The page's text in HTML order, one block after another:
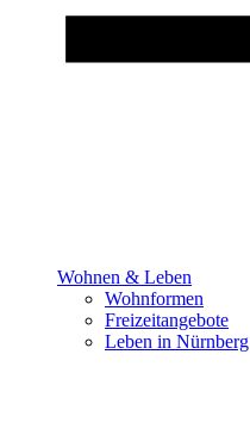
Wohnen & Leben
Wohnformen
Freizeitangebote
Leben in Nürnberg